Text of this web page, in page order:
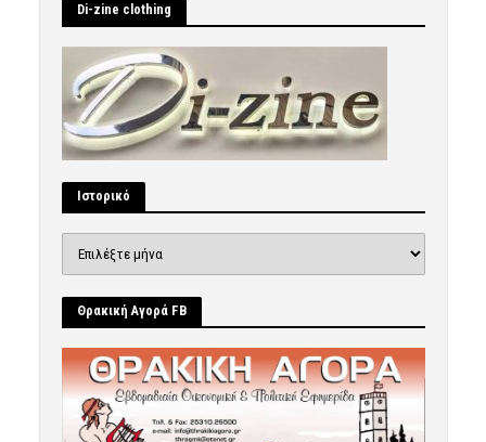
Di-zine clothing
Ιστορικό
Θρακική Αγορά FB